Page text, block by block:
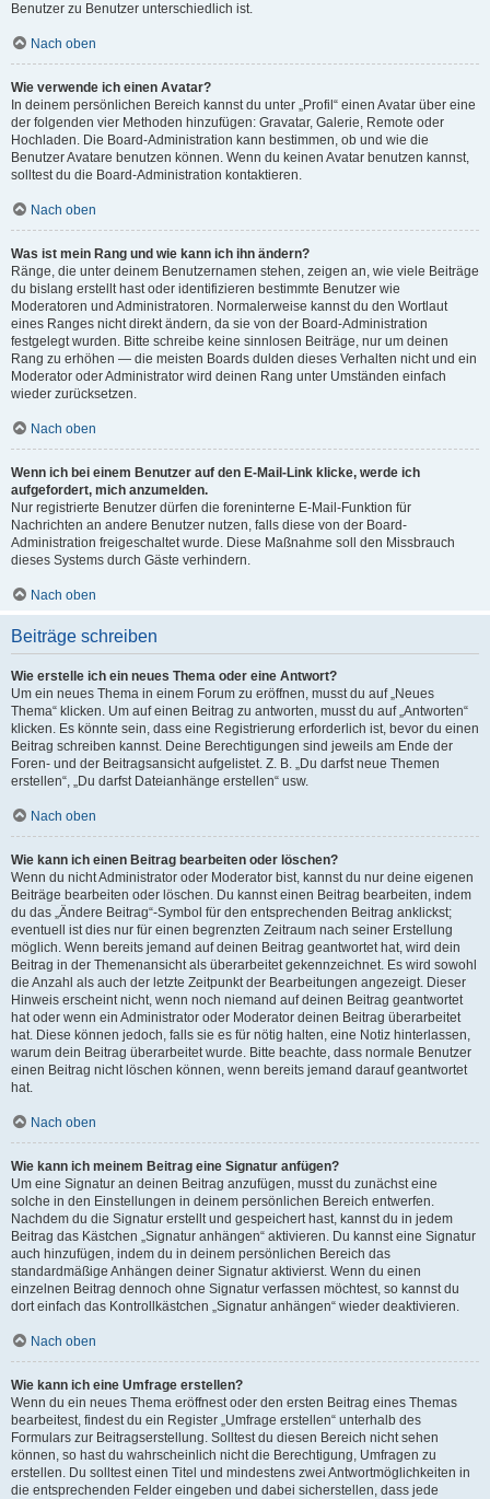
Benutzer zu Benutzer unterschiedlich ist.
Nach oben
Wie verwende ich einen Avatar?
In deinem persönlichen Bereich kannst du unter „Profil“ einen Avatar über eine
der folgenden vier Methoden hinzufügen: Gravatar, Galerie, Remote oder
Hochladen. Die Board-Administration kann bestimmen, ob und wie die
Benutzer Avatare benutzen können. Wenn du keinen Avatar benutzen kannst,
solltest du die Board-Administration kontaktieren.
Nach oben
Was ist mein Rang und wie kann ich ihn ändern?
Ränge, die unter deinem Benutzernamen stehen, zeigen an, wie viele Beiträge
du bislang erstellt hast oder identifizieren bestimmte Benutzer wie
Moderatoren und Administratoren. Normalerweise kannst du den Wortlaut
eines Ranges nicht direkt ändern, da sie von der Board-Administration
festgelegt wurden. Bitte schreibe keine sinnlosen Beiträge, nur um deinen
Rang zu erhöhen — die meisten Boards dulden dieses Verhalten nicht und ein
Moderator oder Administrator wird deinen Rang unter Umständen einfach
wieder zurücksetzen.
Nach oben
Wenn ich bei einem Benutzer auf den E-Mail-Link klicke, werde ich
aufgefordert, mich anzumelden.
Nur registrierte Benutzer dürfen die foreninterne E-Mail-Funktion für
Nachrichten an andere Benutzer nutzen, falls diese von der Board-
Administration freigeschaltet wurde. Diese Maßnahme soll den Missbrauch
dieses Systems durch Gäste verhindern.
Nach oben
Beiträge schreiben
Wie erstelle ich ein neues Thema oder eine Antwort?
Um ein neues Thema in einem Forum zu eröffnen, musst du auf „Neues
Thema“ klicken. Um auf einen Beitrag zu antworten, musst du auf „Antworten“
klicken. Es könnte sein, dass eine Registrierung erforderlich ist, bevor du einen
Beitrag schreiben kannst. Deine Berechtigungen sind jeweils am Ende der
Foren- und der Beitragsansicht aufgelistet. Z. B. „Du darfst neue Themen
erstellen“, „Du darfst Dateianhänge erstellen“ usw.
Nach oben
Wie kann ich einen Beitrag bearbeiten oder löschen?
Wenn du nicht Administrator oder Moderator bist, kannst du nur deine eigenen
Beiträge bearbeiten oder löschen. Du kannst einen Beitrag bearbeiten, indem
du das „Ändere Beitrag“-Symbol für den entsprechenden Beitrag anklickst;
eventuell ist dies nur für einen begrenzten Zeitraum nach seiner Erstellung
möglich. Wenn bereits jemand auf deinen Beitrag geantwortet hat, wird dein
Beitrag in der Themenansicht als überarbeitet gekennzeichnet. Es wird sowohl
die Anzahl als auch der letzte Zeitpunkt der Bearbeitungen angezeigt. Dieser
Hinweis erscheint nicht, wenn noch niemand auf deinen Beitrag geantwortet
hat oder wenn ein Administrator oder Moderator deinen Beitrag überarbeitet
hat. Diese können jedoch, falls sie es für nötig halten, eine Notiz hinterlassen,
warum dein Beitrag überarbeitet wurde. Bitte beachte, dass normale Benutzer
einen Beitrag nicht löschen können, wenn bereits jemand darauf geantwortet
hat.
Nach oben
Wie kann ich meinem Beitrag eine Signatur anfügen?
Um eine Signatur an deinen Beitrag anzufügen, musst du zunächst eine
solche in den Einstellungen in deinem persönlichen Bereich entwerfen.
Nachdem du die Signatur erstellt und gespeichert hast, kannst du in jedem
Beitrag das Kästchen „Signatur anhängen“ aktivieren. Du kannst eine Signatur
auch hinzufügen, indem du in deinem persönlichen Bereich das
standardmäßige Anhängen deiner Signatur aktivierst. Wenn du einen
einzelnen Beitrag dennoch ohne Signatur verfassen möchtest, so kannst du
dort einfach das Kontrollkästchen „Signatur anhängen“ wieder deaktivieren.
Nach oben
Wie kann ich eine Umfrage erstellen?
Wenn du ein neues Thema eröffnest oder den ersten Beitrag eines Themas
bearbeitest, findest du ein Register „Umfrage erstellen“ unterhalb des
Formulars zur Beitragserstellung. Solltest du diesen Bereich nicht sehen
können, so hast du wahrscheinlich nicht die Berechtigung, Umfragen zu
erstellen. Du solltest einen Titel und mindestens zwei Antwortmöglichkeiten in
die entsprechenden Felder eingeben und dabei sicherstellen, dass jede